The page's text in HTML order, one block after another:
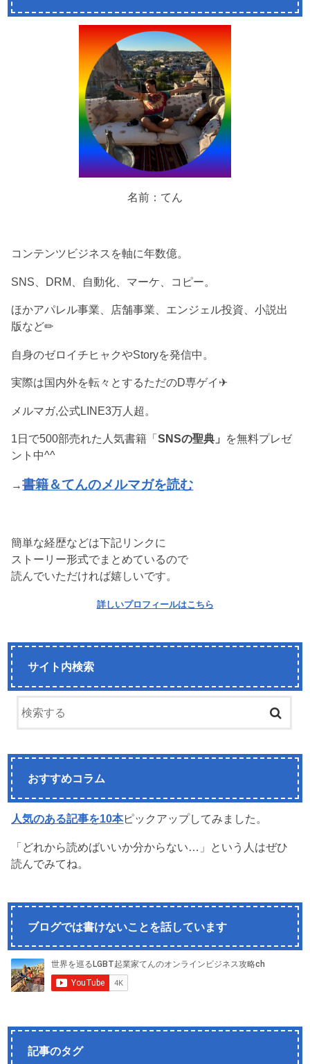
名前：てん
コンテンツビジネスを軸に年数億。
SNS、DRM、自動化、マーケ、コピー。
ほかアパレル事業、店舗事業、エンジェル投資、小説出
版など✏︎
自身のゼロイチヒャクやStoryを発信中。
実際は国内外を転々とするただのD専ゲイ✈︎
メルマガ,公式LINE3万人超。
1日で500部売れた人気書籍「SNSの聖典」 を無料プレゼ
ント中^^
→書籍＆てんのメルマガを読む
簡単な経歴などは下記リンクに
ストーリー形式でまとめているので
読んでいただければ嬉しいです。
詳しいプロフィールはこちら
サイト内検索
おすすめコラム
人気のある記事を10本ピックアップしてみました。
「どれから読めばいいか分からない…」という人はぜひ
読んでみてね。
ブログでは書けないことを話しています
記事のタグ